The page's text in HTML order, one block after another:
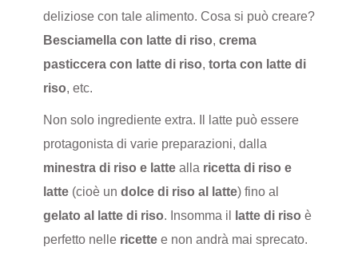
deliziose con tale alimento. Cosa si può creare?
Besciamella con latte di riso, crema
pasticcera con latte di riso, torta con latte di
riso, etc.
Non solo ingrediente extra. Il latte può essere
protagonista di varie preparazioni, dalla
minestra di riso e latte alla ricetta di riso e
latte (cioè un dolce di riso al latte) fino al
gelato al latte di riso. Insomma il latte di riso è
perfetto nelle ricette e non andrà mai sprecato.